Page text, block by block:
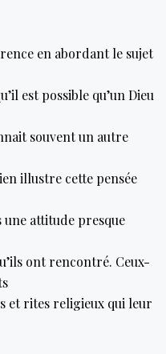
en abordant le sujet
est possible qu’un Dieu
souvent un autre
illustre cette pensée
attitude presque
ont rencontré. Ceux-
et rites religieux qui leur